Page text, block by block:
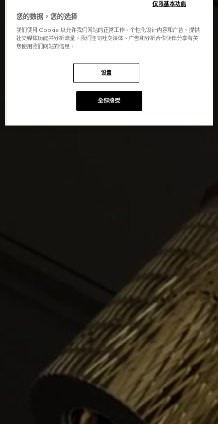
您的数据，您的选择
我们使用 Cookie 以允许我们网站的正常工作、个性化设计内容和广告、提供
社交媒体功能并分析流量。我们还同社交媒体、广告和分析合作伙伴分享有关
您使用我们网站的信息。
设置
仅限基本功能
全部接受